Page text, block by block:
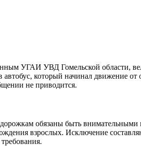
УГАИ УВД Гомельской области,
который начинал движение от
не приводится.
обязаны быть внимательными
взрослых. Исключение